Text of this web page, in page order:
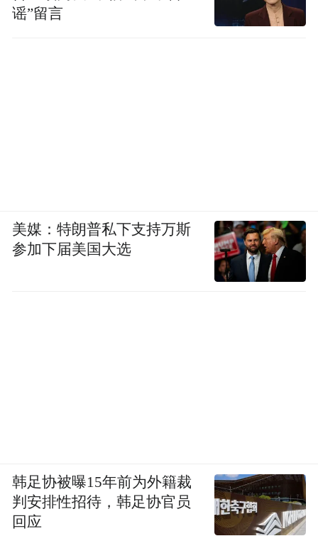
谣”留言
美媒：特朗普私下支持万斯
参加下届美国大选
韩足协被曝15年前为外籍裁
判安排性招待，韩足协官员
回应